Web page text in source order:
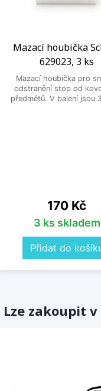
Mazací houbička
629023, 3 ks
Mazací houbička pro
odstranění stop od
předmětů. V balení jsou
Cena
170 Kč
3 ks skladem
Přidat do
Lze zakoupit